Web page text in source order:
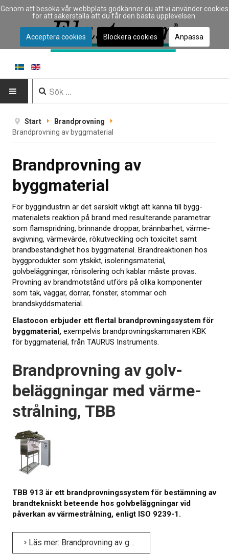
INSTRUMENT
Instrumenttyp
Typ av materialprovning
Tillverkare
Tillämpningar
KALIBRERING
PROVNING
Provningsmetoder
MER INFO
Webbinarier om materialprovning
Presentationer från webbkonferens
Elastocons webbinarier
Ladda ner dokument
Litteratur om gummi och plast
Om provning
Om kalibrering
Utbildning
Elastocons museum
Start
Brandprovning
Brandprovning av byggmaterial
Brandprovning av
byggmaterial
För byggindustrin är det särskilt viktigt att känna till bygg­
materialets reaktion på brand med resulterande parametrar
som flam­spridning, brinnande droppar, brännbarhet, värme­
avgivning, värme­värde, rökutveckling och toxicitet samt
brand­beständighet hos byggmaterial. Brandreaktionen hos
byggprodukter som ytskikt, isoleringsmaterial,
golvbeläggningar, rörisolering och kablar måste provas.
Provning av brandmotstånd utförs på olika komponenter
som tak, väggar, dörrar, fönster, stommar och
brandskyddsmaterial.
Elastocon erbjuder ett flertal brandprovnings­system för
byggmaterial, exempelvis brandprovningskammaren KBK
för byggmaterial, från TAURUS Instruments.
Brand­provning av golv­
beläggningar med värme­
strålning, TBB
TBB 913 är ett brand­provnings­system för bestämning av
brandtekniskt beteende hos golv­beläggningar vid
påverkan av värme­strålning, enligt ISO 9239-1.
Läs mer: Brand­provning av golv­beläggningar med värme­strålning, TBB
Genom att besöka vår webbplats godkänner du att vi använder cookies
för att säkerställa att du får den bästa upplevelsen.
Acceptera cookies Blockera cookies Anpassa